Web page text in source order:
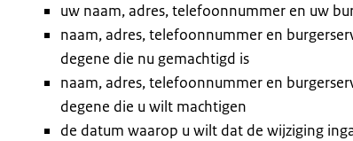
uw naam, adres, telefoonnummer en uw
naam, adres, telefoonnummer en
degene die nu gemachtigd is
naam, adres, telefoonnummer en
degene die u wilt machtigen
de datum waarop u wilt dat de wijziging